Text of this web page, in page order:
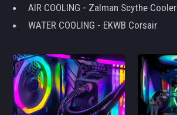
AIR COOLING - Zalman Scythe
WATER COOLING - EKWB Corsair